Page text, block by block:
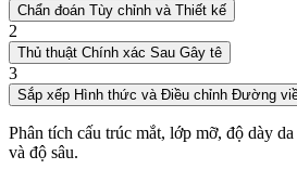
Chẩn đoán Tùy chỉnh và Thiết kế
2
Thủ thuật Chính xác Sau Gây tê
3
Sắp xếp Hình thức và Điều chỉnh Đường
Phân tích cấu trúc mắt, lớp mỡ, độ dày
và độ sâu.